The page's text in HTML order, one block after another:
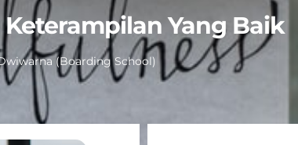
Yang Baik
(Boarding School)